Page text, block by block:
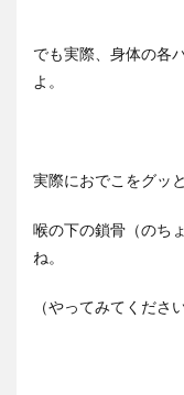
でも実際、身体の各
よ。
実際におでこをグッ
喉の下の鎖骨（のち
ね。
（やってみてくださ